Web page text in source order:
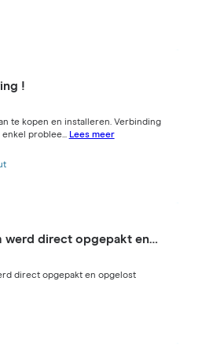
!
te kopen en installeren. Verbinding
problee... Lees meer
werd direct opgepakt en…
direct opgepakt en opgelost